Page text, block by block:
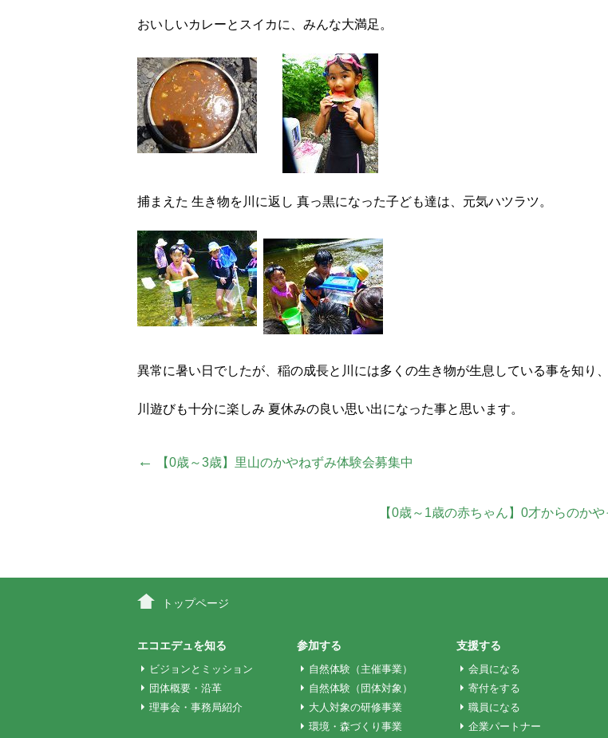
おいしいカレーとスイカに、みんな大満足。
捕まえた 生き物を川に返し 真っ黒になった子ども達は、元気ハツラツ。
異常に暑い日でしたが、稲の成長と川には多くの生き物が生息している事を知り、
川遊びも十分に楽しみ 夏休みの良い思い出になった事と思います。
投
ビ
ゲ
ー
← 【0歳～3歳】里山のかやねずみ体験会募集中
【0歳～1歳の赤ちゃん】0才からのか
トップページ
エコエデュを知る
ビジョンとミッション
団体概要・沿革
理事会・事務局紹介
参加する
自然体験（主催事業）
自然体験（団体対象）
大人対象の研修事業
環境・森づくり事業
支援する
会員になる
寄付をする
職員になる
企業パートナー